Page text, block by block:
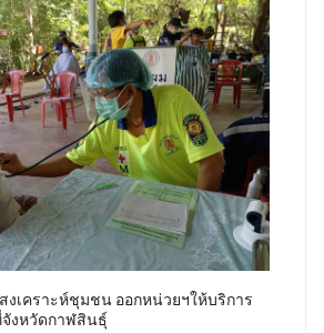
เคราะห์ชุมชน ออกหน่วยฯให้บริการ
งหวัดกาฬสินธุ์